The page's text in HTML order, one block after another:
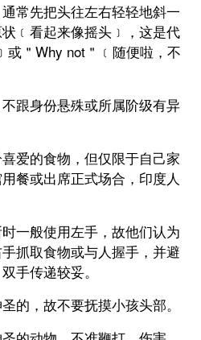
先把头往左右轻轻地斜一
﹝看起来像摇头﹞，这是代
或＂Why not＂﹝随便啦，不
身份悬殊或所属阶级有异
的食物，但仅限于自己家
餐或出席正式场合，印度人
般使用左手，故他们认为
抓取食物或与人握手，并避
手传递较妥。
，故不要抚摸小孩头部。